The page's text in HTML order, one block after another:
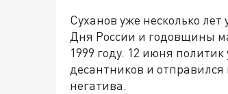
Суханов уже несколько
Дня России и годовщины
1999 году. 12 июня
десантников и отправился
негатива.